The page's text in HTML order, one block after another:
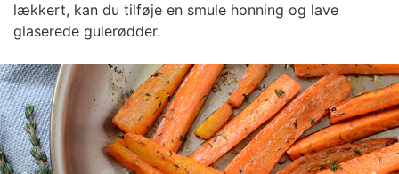
lækkert, kan du tilføje en smule honning og lave
glaserede gulerødder.